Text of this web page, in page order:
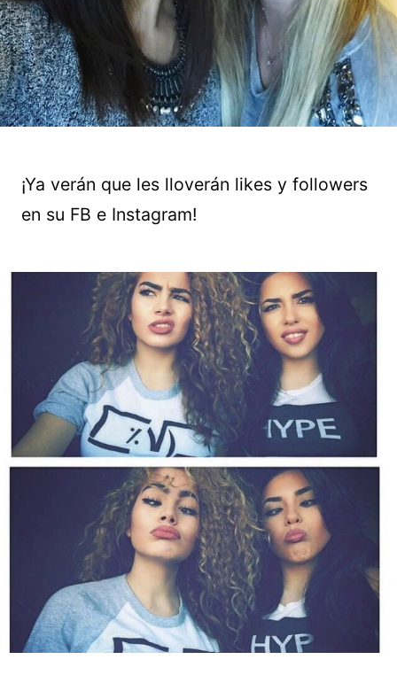
¡Ya verán que les lloverán likes y followers
en su FB e Instagram!